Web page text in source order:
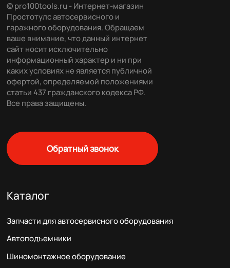
© pro100tools.ru - Интернет-магазин
Простотулс автосервисного и
гаражного оборудования. Обращаем
ваше внимание, что данный интернет
сайт носит исключительно
информационный характер и ни при
каких условиях не является публичной
офертой, определяемой положениями
статьи 437 гражданского кодекса РФ.
Все права защищены.
Обратный звонок
Каталог
Запчасти для автосервисного оборудования
Автоподъемники
Шиномонтажное оборудование